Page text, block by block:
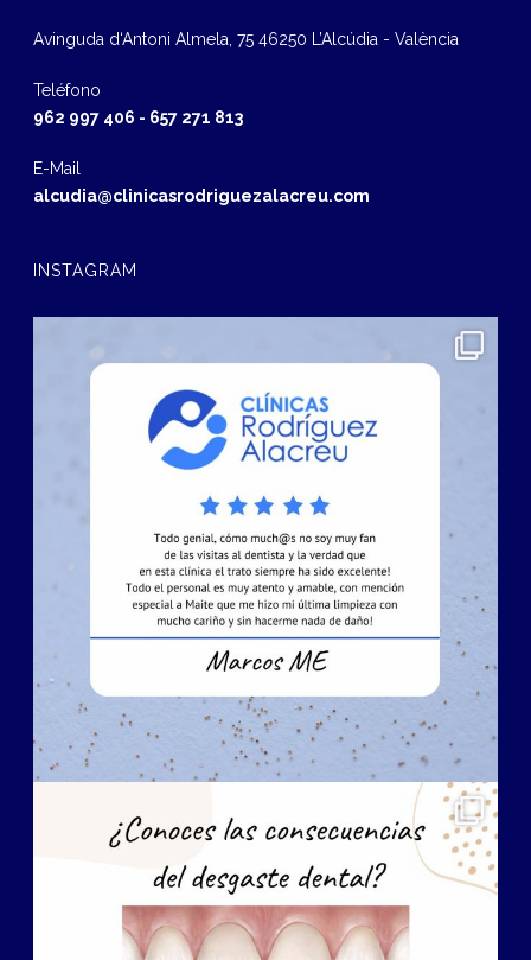
Avinguda d‘Antoni Almela, 75 46250 L’Alcúdia - València
Teléfono
962 997 406 - 657 271 813
E-Mail
alcudia@clinicasrodriguezalacreu.com
INSTAGRAM